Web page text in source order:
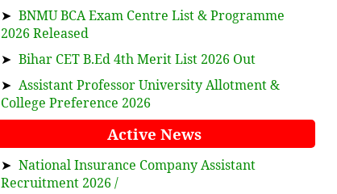
➤ BNMU BCA Exam Centre List & Programme
2026 Released
➤ Bihar CET B.Ed 4th Merit List 2026 Out
➤ Assistant Professor University Allotment &
College Preference 2026
Active News
➤ National Insurance Company Assistant
Recruitment 2026 /